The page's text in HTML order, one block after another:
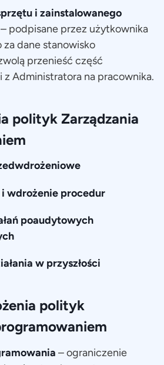
i zainstalowanego
– podpisane przez użytkownika
dane stanowisko
przenieść część
Administratora na pracownika.
polityk Zarządzania
wdrożenie procedur
poaudytowych
w przyszłości
polityk
– ograniczenie